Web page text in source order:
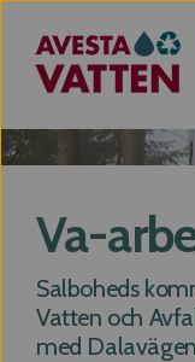
Va-
Salboheds
Vatten och
med